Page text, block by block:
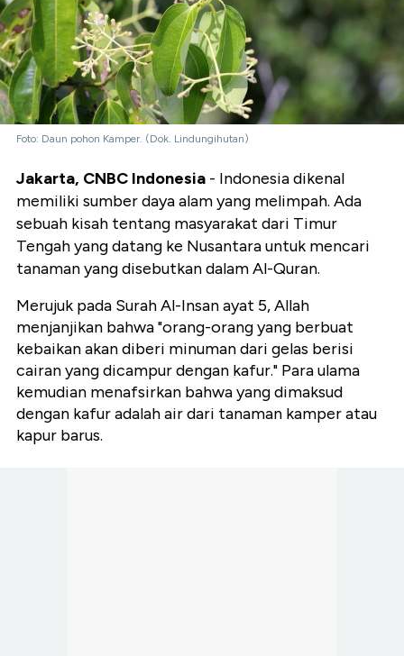
Foto: Daun pohon Kamper. (Dok. Lindungihutan)
Jakarta, CNBC Indonesia - Indonesia dikenal
memiliki sumber daya alam yang melimpah. Ada
sebuah kisah tentang masyarakat dari Timur
Tengah yang datang ke Nusantara untuk mencari
tanaman yang disebutkan dalam Al-Quran.
Merujuk pada Surah Al-Insan ayat 5, Allah
menjanjikan bahwa "orang-orang yang berbuat
kebaikan akan diberi minuman dari gelas berisi
cairan yang dicampur dengan kafur." Para ulama
kemudian menafsirkan bahwa yang dimaksud
dengan kafur adalah air dari tanaman kamper atau
kapur barus.